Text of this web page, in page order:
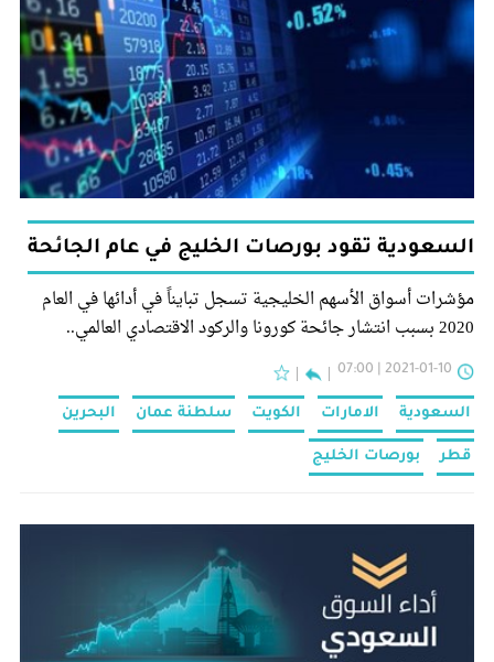
السعودية تقود بورصات الخليج في عام الجائحة
مؤشرات أسواق الأسهم الخليجية تسجل تبايناً في أدائها في العام
2020 بسبب انتشار جائحة كورونا والركود الاقتصادي العالمي..
2021-01-10 | 07:00
السعودية الامارات الكويت سلطنة عمان البحرين
قطر بورصات الخليج